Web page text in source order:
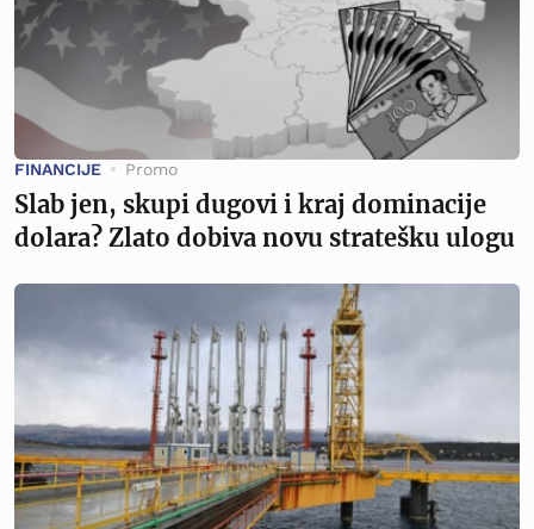
FINANCIJE Promo
Slab jen, skupi dugovi i kraj dominacije
dolara? Zlato dobiva novu stratešku ulogu